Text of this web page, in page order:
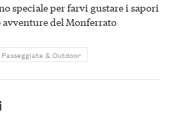
speciale per farvi gustare i sapori
avventure del Monferrato
Passeggiate & Outdoor